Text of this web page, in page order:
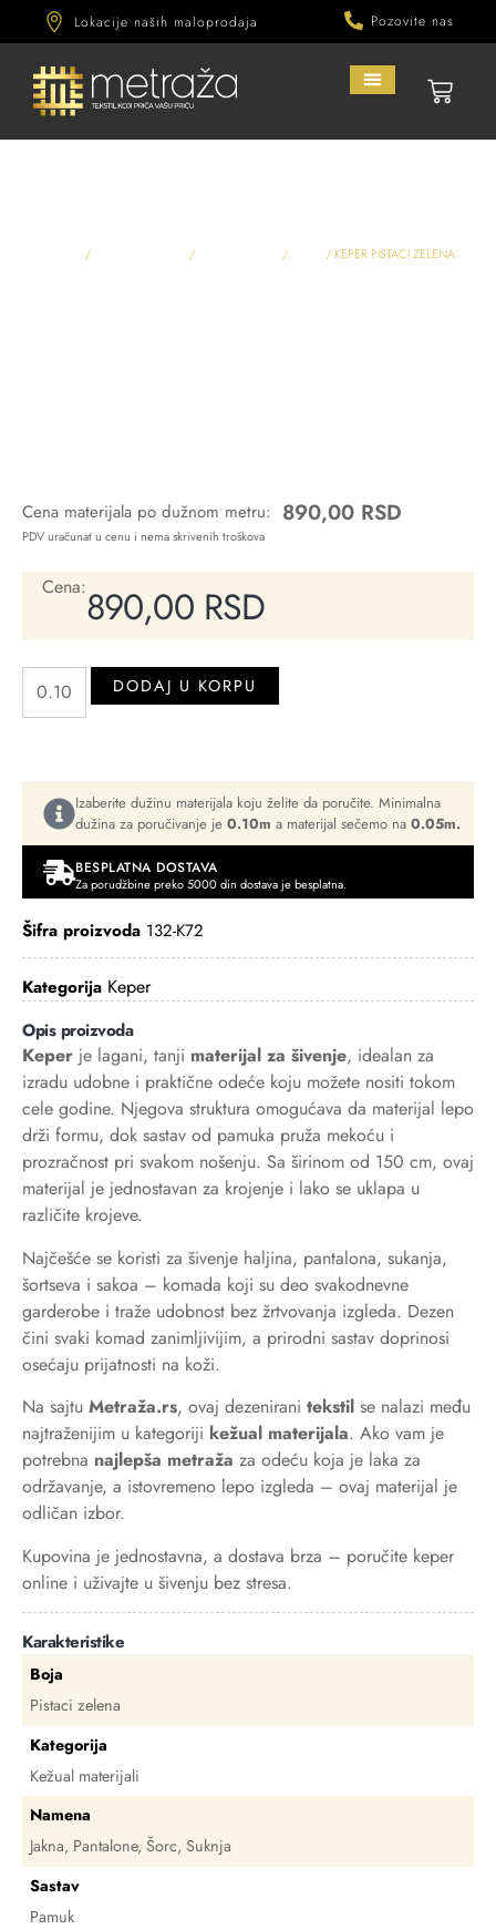
Lokacije naših maloprodaja Pozovite nas
/ / / / KEPER PISTACI ZELENA
Cena materijala po dužnom metru: 890,00 RSD
PDV uračunat u cenu i nema skrivenih troškova
Cena:890,00 RSD
DODAJ U KORPU
Izaberite dužinu materijala koju želite da poručite. Minimalna
dužina za poručivanje je 0.10m a materijal sečemo na 0.05m.
BESPLATNA DOSTAVA
Za porudžbine preko 5000 din dostava je besplatna.
Šifra proizvoda 132-K72
Kategorija Keper
Opis proizvoda
Keper je lagani, tanji materijal za šivenje, idealan za
izradu udobne i praktične odeće koju možete nositi tokom
cele godine. Njegova struktura omogućava da materijal lepo
drži formu, dok sastav od pamuka pruža mekoću i
prozračnost pri svakom nošenju. Sa širinom od 150 cm, ovaj
materijal je jednostavan za krojenje i lako se uklapa u
različite krojeve.
Najčešće se koristi za šivenje haljina, pantalona, sukanja,
šortseva i sakoa – komada koji su deo svakodnevne
garderobe i traže udobnost bez žrtvovanja izgleda. Dezen
čini svaki komad zanimljivijim, a prirodni sastav doprinosi
osećaju prijatnosti na koži.
Na sajtu Metraža.rs, ovaj dezenirani tekstil se nalazi među
najtraženijim u kategoriji kežual materijala. Ako vam je
potrebna najlepša metraža za odeću koja je laka za
održavanje, a istovremeno lepo izgleda – ovaj materijal je
odličan izbor.
Kupovina je jednostavna, a dostava brza – poručite keper
online i uživajte u šivenju bez stresa.
Karakteristike
Boja
Pistaci zelena
Kategorija
Kežual materijali
Namena
Jakna, Pantalone, Šorc, Suknja
Sastav
Pamuk